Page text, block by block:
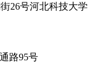
26号河北科技大学
路95号